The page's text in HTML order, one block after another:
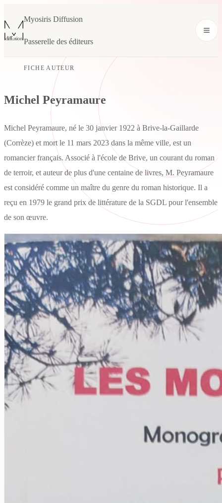
Myosiris Diffusion
Passerelle des éditeurs
FICHE AUTEUR
Michel Peyramaure
Michel Peyramaure, né le 30 janvier 1922 à Brive-la-Gaillarde
(Corrèze) et mort le 11 mars 2023 dans la même ville, est un
romancier français. Associé à l'école de Brive, un courant du roman
de terroir, et auteur de plus d'une centaine de livres, M. Peyramaure
est considéré comme un maître du genre du roman historique. Il a
reçu en 1979 le grand prix de littérature de la SGDL pour l'ensemble
de son œuvre.